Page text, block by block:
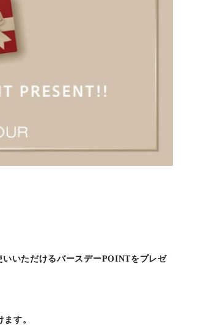
いただけるバースデーPOINTをプレゼ
す。